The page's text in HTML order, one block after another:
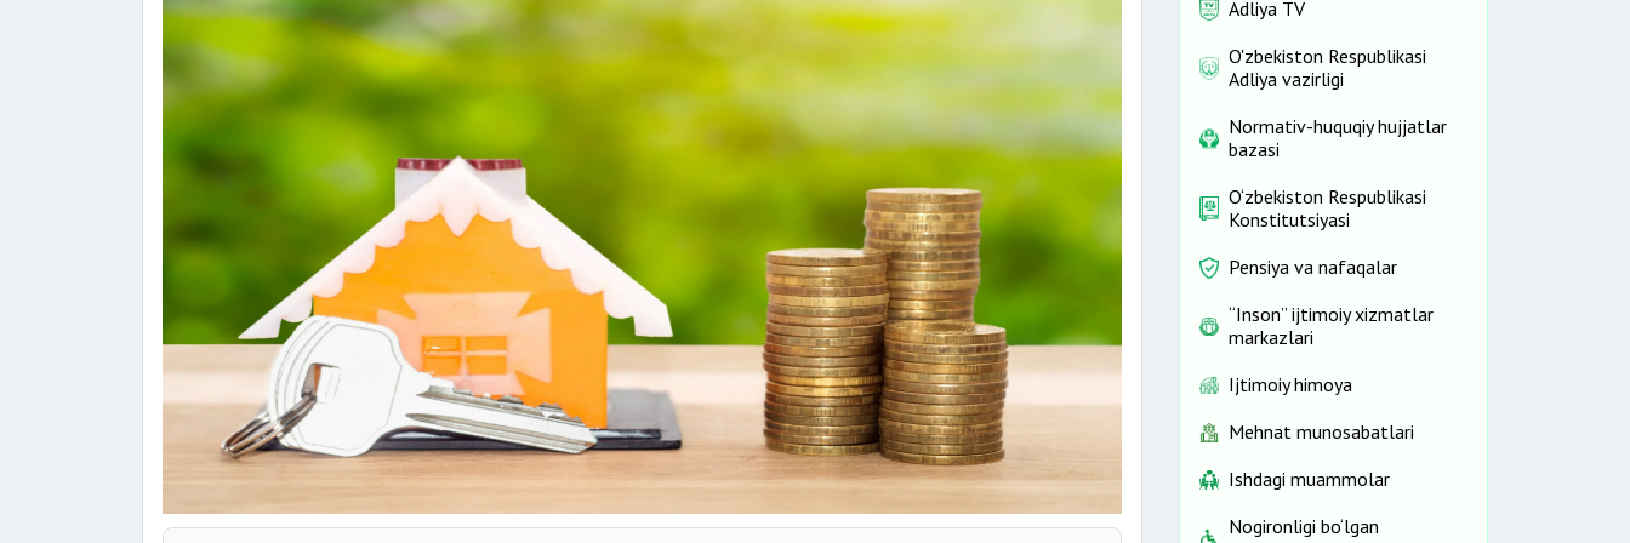
Adliya TV
O'zbekiston Respublikasi
Adliya vazirligi
Normativ-huquqiy hujjatlar
bazasi
O‘zbekiston Respublikasi
Konstitutsiyasi
Pensiya va nafaqalar
“Inson” ijtimoiy xizmatlar
markazlari
Ijtimoiy himoya
Mehnat munosabatlari
Ishdagi muammolar
Nogironligi bo‘lgan